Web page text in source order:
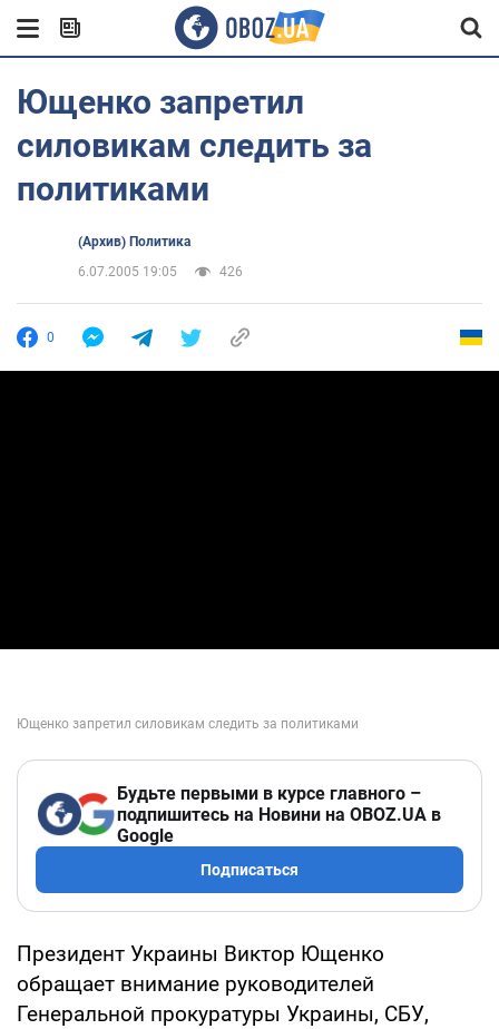
Ющенко запретил
силовикам следить за
политиками
(Архив) Политика
6.07.2005 19:05
426
0
Будьте первыми в курсе главного –
подпишитесь на Новини на OBOZ.UA в
Google
Подписаться
Президент Украины Виктор Ющенко
обращает внимание руководителей
Генеральной прокуратуры Украины, СБУ,